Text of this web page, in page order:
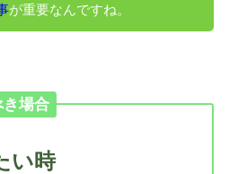
が重要なんですね。
場合
い時